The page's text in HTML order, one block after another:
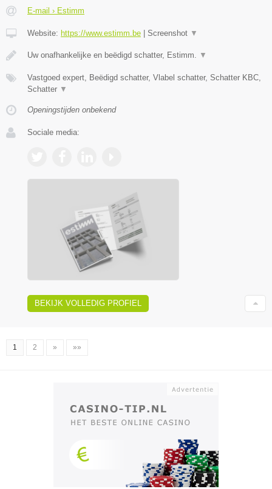
E-mail › Estimm
Website: https://www.estimm.be Screenshot ▼
Uw onafhankelijke en beëdigd schatter, Estimm. ▼
Vastgoed expert, Beëdigd schatter, Vlabel schatter, Schatter KBC,
Schatter ▼
Openingstijden onbekend
Sociale media:
BEKIJK VOLLEDIG PROFIEL
1 2 » »»